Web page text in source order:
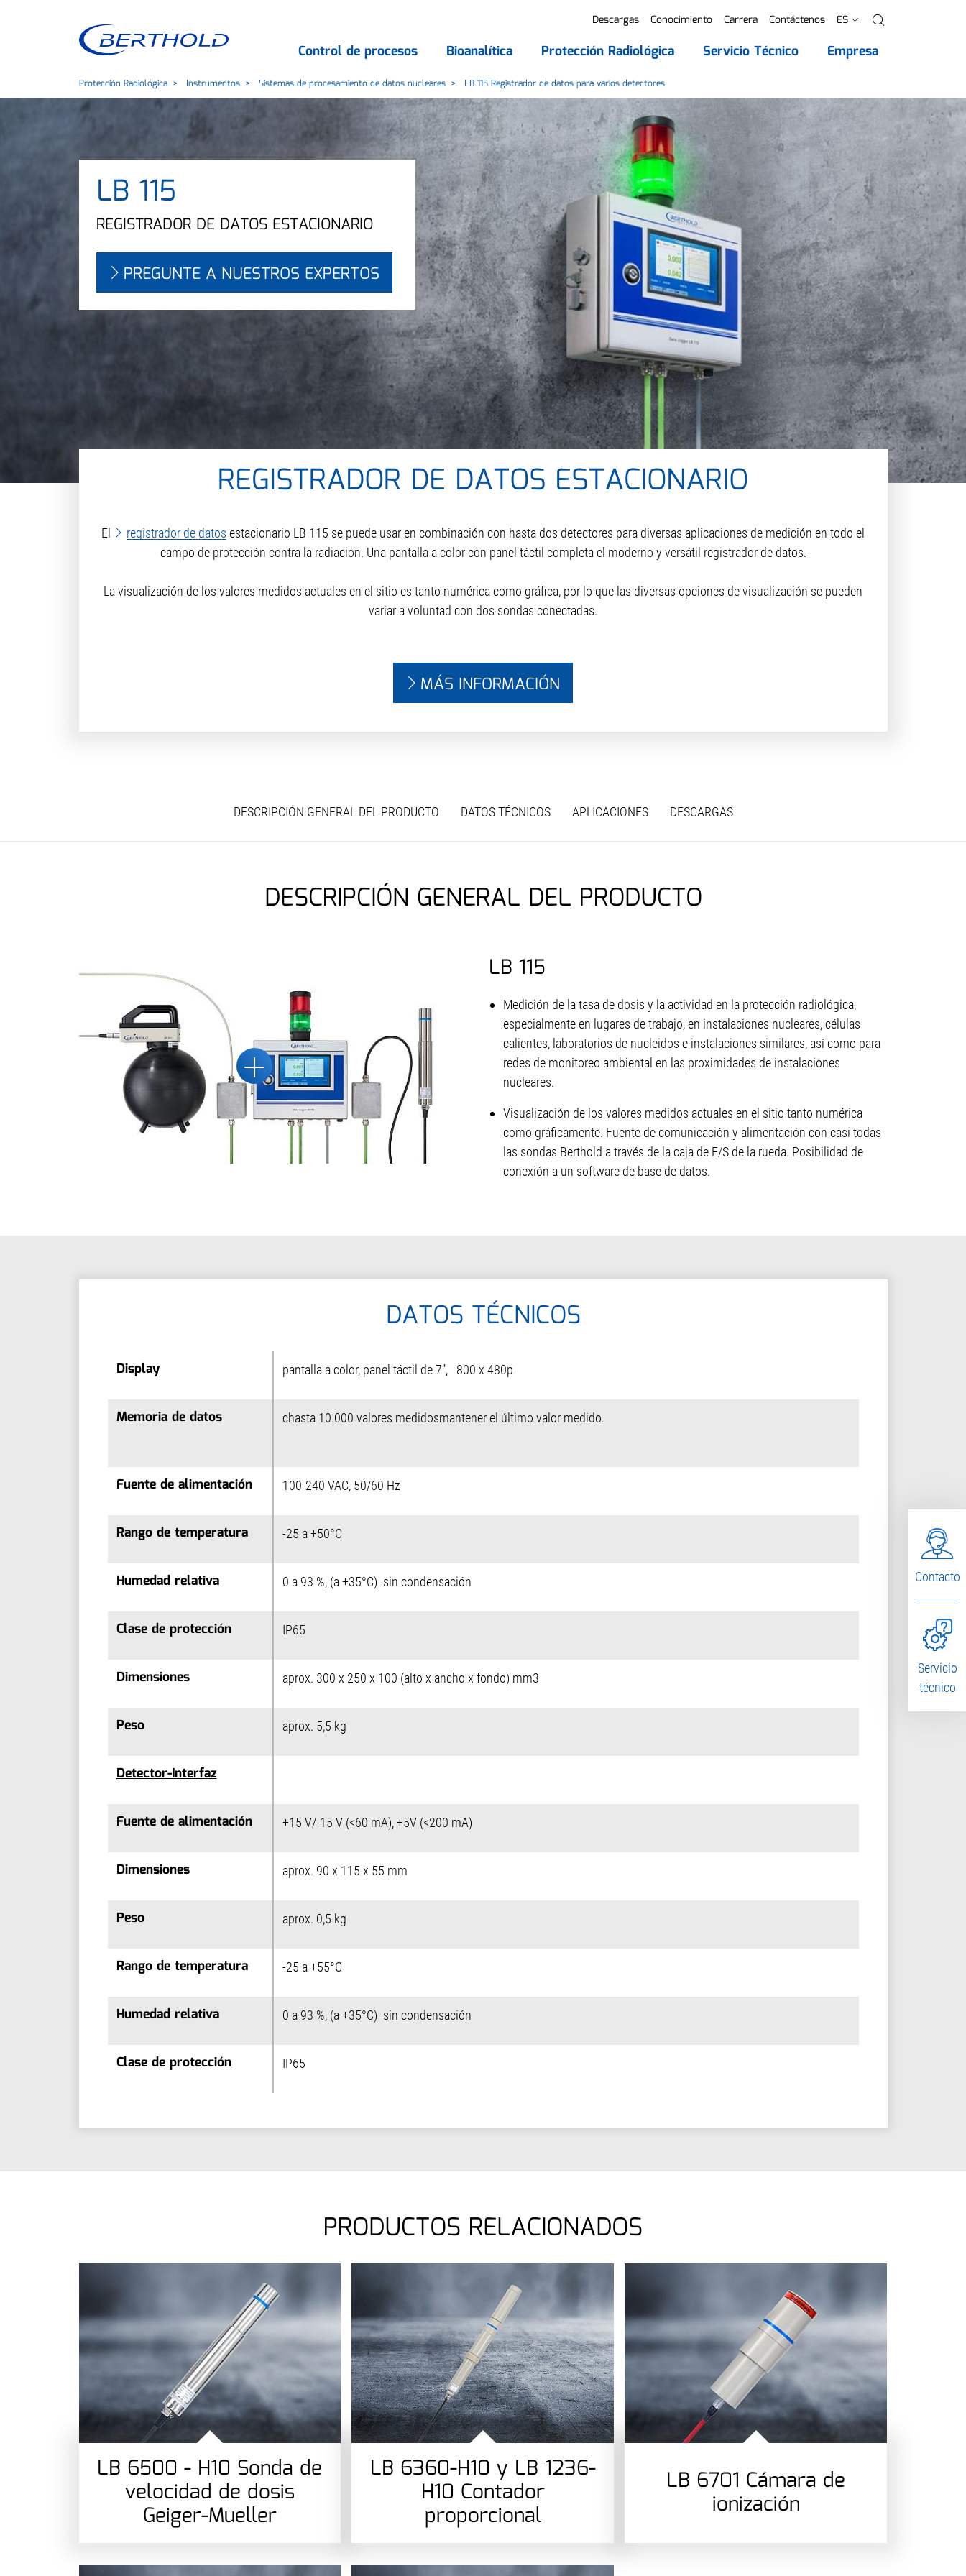
Descargas Conocimiento Carrera Contáctenos ES
Control de procesos Bioanalítica Protección Radiológica Servicio Técnico Empresa
Protección Radiológica Instrumentos Sistemas de procesamiento de datos nucleares LB 115 Registrador de datos para varios detectores
LB 115
REGISTRADOR DE DATOS ESTACIONARIO
PREGUNTE A NUESTROS EXPERTOS
REGISTRADOR DE DATOS ESTACIONARIO
El registrador de datos estacionario LB 115 se puede usar en combinación con hasta dos detectores para diversas aplicaciones de medición en todo el
campo de protección contra la radiación. Una pantalla a color con panel táctil completa el moderno y versátil registrador de datos.
La visualización de los valores medidos actuales en el sitio es tanto numérica como gráfica, por lo que las diversas opciones de visualización se pueden
variar a voluntad con dos sondas conectadas.
MÁS INFORMACIÓN
DESCRIPCIÓN GENERAL DEL PRODUCTO DATOS TÉCNICOS APLICACIONES DESCARGAS
DESCRIPCIÓN GENERAL DEL PRODUCTO
LB 115
Medición de la tasa de dosis y la actividad en la protección radiológica,
especialmente en lugares de trabajo, en instalaciones nucleares, células
calientes, laboratorios de nucleidos e instalaciones similares, así como para
redes de monitoreo ambiental en las proximidades de instalaciones
nucleares.
Visualización de los valores medidos actuales en el sitio tanto numérica
como gráficamente. Fuente de comunicación y alimentación con casi todas
las sondas Berthold a través de la caja de E/S de la rueda. Posibilidad de
conexión a un software de base de datos.
DATOS TÉCNICOS
Display
Memoria de datos
Fuente de alimentación
Rango de temperatura
Humedad relativa
Clase de protección
Dimensiones
Peso
Detector-Interfaz
Fuente de alimentación
Dimensiones
Peso
Rango de temperatura
Humedad relativa
Clase de protección
Display pantalla a color, panel táctil de 7’’, 800 x 480p
Memoria de datos chasta 10.000 valores medidosmantener el último valor medido.
Fuente de alimentación 100-240 VAC, 50/60 Hz
Rango de temperatura -25 a +50°C
Humedad relativa 0 a 93 %, (a +35°C) sin condensación
Clase de protección IP65
Dimensiones aprox. 300 x 250 x 100 (alto x ancho x fondo) mm3
Peso aprox. 5,5 kg
Detector-Interfaz
Fuente de alimentación +15 V/-15 V (<60 mA), +5V (<200 mA)
Dimensiones aprox. 90 x 115 x 55 mm
Peso aprox. 0,5 kg
Rango de temperatura -25 a +55°C
Humedad relativa 0 a 93 %, (a +35°C) sin condensación
Clase de protección IP65
PRODUCTOS RELACIONADOS
LB 6500 - H10 Sonda de
velocidad de dosis
Geiger-Mueller
LB 6360-H10 y LB 1236-
H10 Contador
proporcional
LB 6701 Cámara de
ionización
Contacto
Servicio
técnico